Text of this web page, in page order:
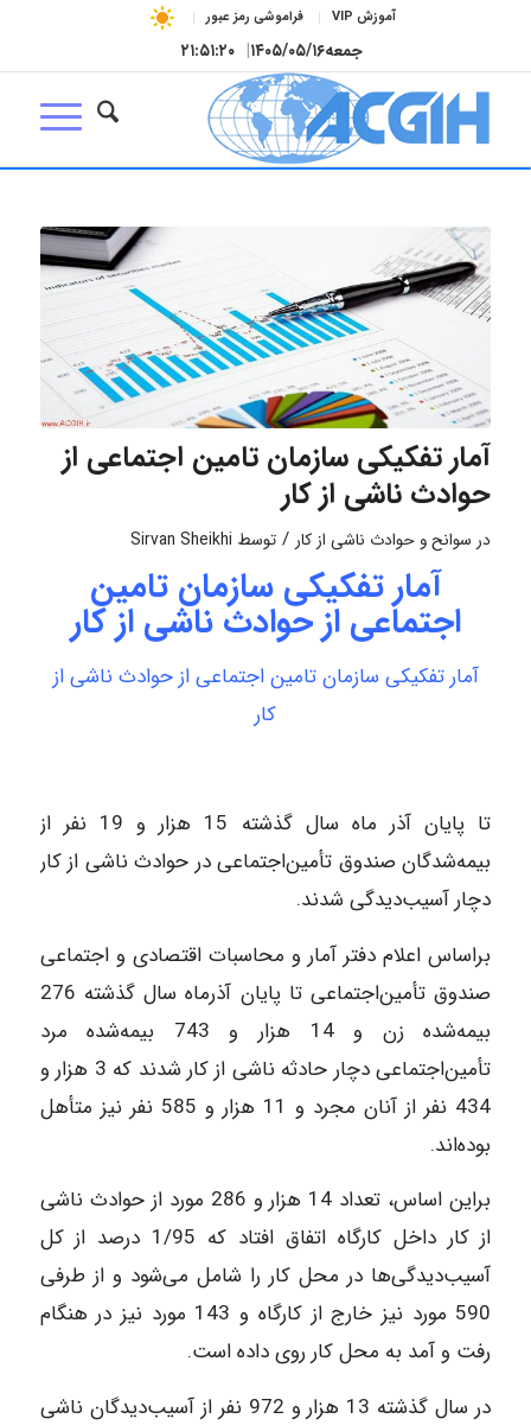
آموزش VIP فراموشی رمز عبور
جمعه۱۴۰۵/۰۵/۱۶| ۲۱:۵۱:۲۱
آمار تفکیکی سازمان تامین اجتماعی از
حوادث ناشی از کار
در سوانح و حوادث ناشی از کار / توسط Sirvan Sheikhi
آمار تفکیکی سازمان تامین
اجتماعی از حوادث ناشی از کار
آمار تفکیکی سازمان تامین اجتماعی از حوادث ناشی از
کار
تا پایان آذر ماه سال گذشته 15 هزار و 19 نفر از
بیمه‌شدگان صندوق تأمین‌اجتماعی در حوادث ناشی از کار
دچار آسیب‌دیدگی شدند.
براساس اعلام دفتر آمار و محاسبات اقتصادی و اجتماعی
صندوق تأمین‌اجتماعی تا پایان آذرماه سال گذشته 276
بیمه‌شده زن و 14 هزار و 743 بیمه‌شده مرد
تأمین‌اجتماعی دچار حادثه ناشی از کار شدند که 3 هزار و
434 نفر از آنان مجرد و 11 هزار و 585 نفر نیز متأهل
بوده‌اند.
براین اساس، تعداد 14 هزار و 286 مورد از حوادث ناشی
از کار داخل کارگاه اتفاق افتاد که 1/95 درصد از کل
آسیب‌دیدگی‌ها در محل کار را شامل می‌شود و از طرفی
590 مورد نیز خارج از کارگاه و 143 مورد نیز در هنگام
رفت و آمد به محل کار روی داده است.
در سال گذشته 13 هزار و 972 نفر از آسیب‌دیدگان ناشی